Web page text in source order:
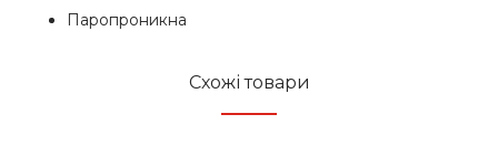
Паропроникна
Схожі товари